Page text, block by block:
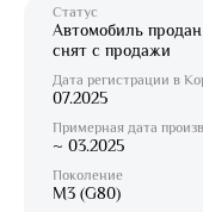
Статус
Автомобиль
снят с продажи
Дата регистрации в
07.2025
Примерная дата
~ 03.2025
Поколение
M3 (G80)